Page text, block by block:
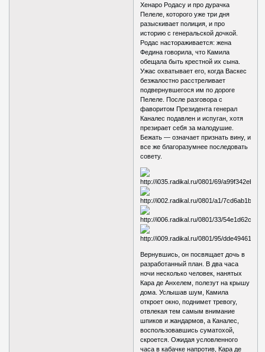
Хенаро Родасу и про дурачка
Пелеле, которого уже три дня
разыскивает полиция, и про
историю с генеральской дочкой.
Родас настораживается: жена
Федина говорила, что Камила
обещала быть крестной их сына.
Ужас охватывает его, когда Васкес
безжалостно расстреливает
подвернувшегося им по дороге
Пелеле. После разговора с
фаворитом Президента генерал
Каналес подавлен и испуган, хотя
презирает себя за малодушие.
Бежать — означает признать вину, и
все же благоразумнее последовать
совету.
Вернувшись, он посвящает дочь в
разработанный план. В два часа
ночи несколько человек, нанятых
Кара де Анхелем, полезут на крышу
дома. Услышав шум, Камила
откроет окно, поднимет тревогу,
отвлекая тем самым внимание
шпиков и жандармов, а Каналес,
воспользовавшись суматохой,
скроется. Ожидая условленного
часа в кабачке напротив, Кара де